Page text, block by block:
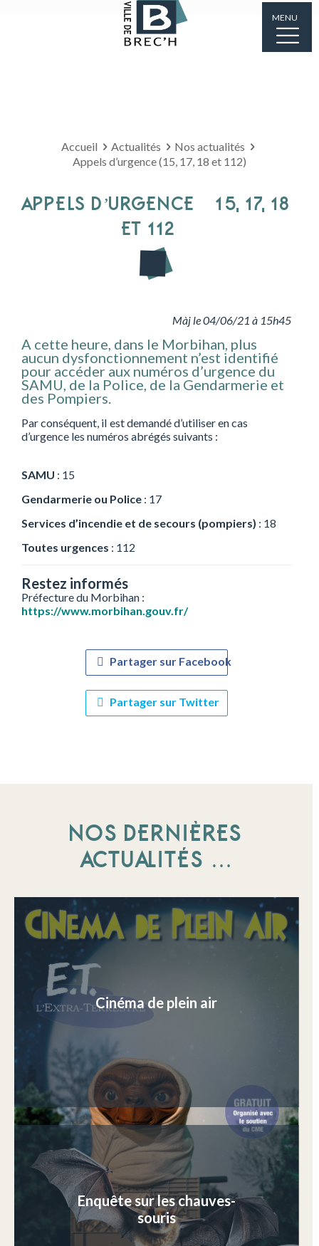
MENU
Accueil Actualités
Nos actualités
Appels d’urgence (15, 17, 18 et 112)
APPELS D’URGENCE (15, 17, 18
ET 112)
Màj le 04/06/21 à 15h45
A cette heure, dans le Morbihan, plus
aucun dysfonctionnement n’est identifié
pour accéder aux numéros d’urgence du
SAMU, de la Police, de la Gendarmerie et
des Pompiers.
Par conséquent, iI est demandé d’utiliser en cas
d’urgence les numéros abrégés suivants :
SAMU : 15
Gendarmerie ou Police : 17
Services d’incendie et de secours (pompiers) : 18
Toutes urgences : 112
Restez informés
Préfecture du Morbihan :
https://www.morbihan.gouv.fr/
Partager sur Facebook
Partager sur Twitter
NOS DERNIÈRES
ACTUALITÉS …
Cinéma de plein air
Enquête sur les chauves-
souris